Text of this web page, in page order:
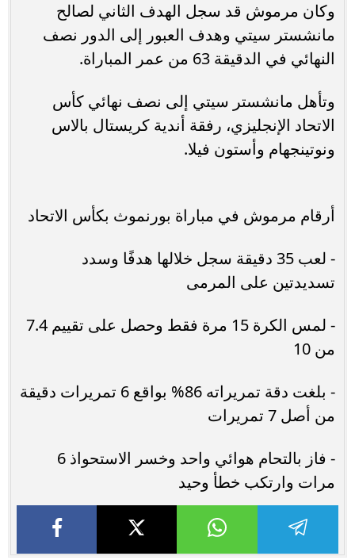
وكان مرموش قد سجل الهدف الثاني لصالح
مانشستر سيتي وهدف العبور إلى الدور نصف
النهائي في الدقيقة 63 من عمر المباراة.
وتأهل مانشستر سيتي إلى نصف نهائي كأس
الاتحاد الإنجليزي، رفقة أندية كريستال بالاس
ونوتينجهام وأستون فيلا.
أرقام مرموش في مباراة بورنموث بكأس الاتحاد
- لعب 35 دقيقة سجل خلالها هدفًا وسدد
تسديدتين على المرمى
- لمس الكرة 15 مرة فقط وحصل على تقييم 7.4
من 10
- بلغت دقة تمريراته 86% بواقع 6 تمريرات دقيقة
من أصل 7 تمريرات
- فاز بالتحام هوائي واحد وخسر الاستحواذ 6
مرات وارتكب خطأ وحيد